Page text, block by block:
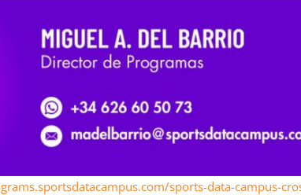
sports-data-campus-